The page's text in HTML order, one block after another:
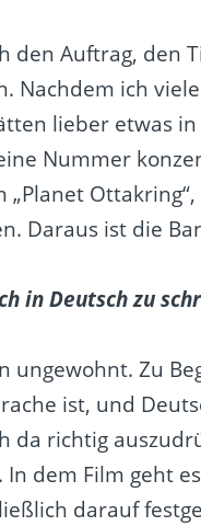
den Auftrag, den
Nachdem ich
lieber etwas
Nummer
Daraus ist die
in Deutsch zu
ungewohnt. Zu
ist, und
da richtig
dem Film geht
darauf